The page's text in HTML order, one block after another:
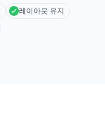
레이아웃 유지